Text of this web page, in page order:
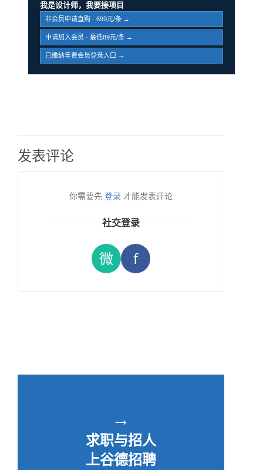
我是设计师，我要接项目
非会员申请直购 · 699元/条 →
申请加入会员 · 最低89元/条 →
已缴纳年费会员登录入口 →
发表评论
你需要先 登录 才能发表评论
社交登录
微 f
→
求职与招人
上谷德招聘